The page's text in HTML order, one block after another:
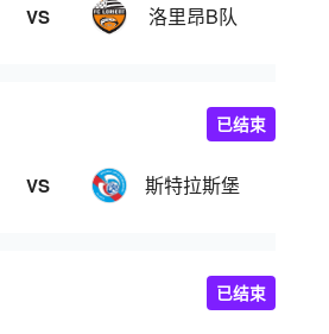
VS 洛里昂B队
VS 斯特拉斯堡
已结束
已结束